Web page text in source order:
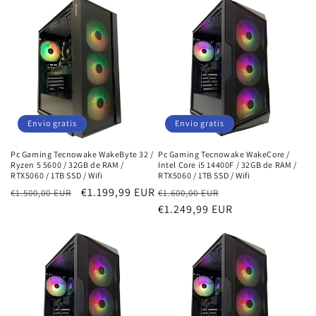
Envio gratis
Pc Gaming Tecnowake WakeByte 32 /
Ryzen 5 5600 / 32GB de RAM /
RTX5060 / 1TB SSD / Wifi
Precio
€1.500,00 EUR
Precio
€1.199,99 EUR
Envio gratis
Pc Gaming Tecnowake WakeCore /
Intel Core i5 14400F / 32GB de RAM /
RTX5060 / 1TB SSD / Wifi
Precio
habitual
€1.600,00 EUR
de
€1.249,99 EUR